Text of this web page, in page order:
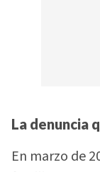
La denuncia
En marzo de